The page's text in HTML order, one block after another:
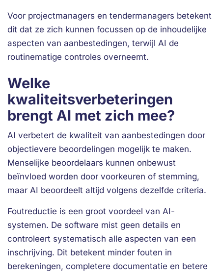
Voor projectmanagers en tendermanagers betekent
dit dat ze zich kunnen focussen op de inhoudelijke
aspecten van aanbestedingen, terwijl AI de
routinematige controles overneemt.
Welke
kwaliteitsverbeteringen
brengt AI met zich mee?
AI verbetert de kwaliteit van aanbestedingen door
objectievere beoordelingen mogelijk te maken.
Menselijke beoordelaars kunnen onbewust
beïnvloed worden door voorkeuren of stemming,
maar AI beoordeelt altijd volgens dezelfde criteria.
Foutreductie is een groot voordeel van AI-
systemen. De software mist geen details en
controleert systematisch alle aspecten van een
inschrijving. Dit betekent minder fouten in
berekeningen, completere documentatie en betere